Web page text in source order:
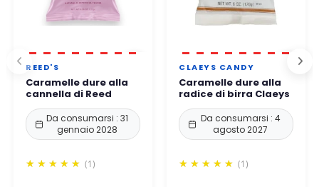
REED'S
Caramelle dure alla
cannella di Reed
Da consumarsi : 31
gennaio 2028
(1)
CLAEYS CANDY
Caramelle dure alla
radice di birra Claeys
Da consumarsi : 4
agosto 2027
(1)